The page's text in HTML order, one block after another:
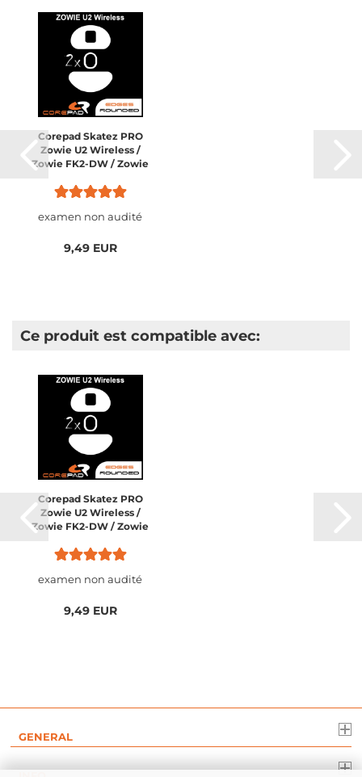
Corepad Skatez PRO
Zowie U2 Wireless /
Zowie FK2-DW / Zowie
examen non audité
9,49 EUR
Ce produit est compatible avec:
Corepad Skatez PRO
Zowie U2 Wireless /
Zowie FK2-DW / Zowie
examen non audité
9,49 EUR
GENERAL